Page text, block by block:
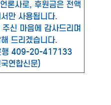
론사로, 후원금은 전액
만 사용됩니다.
신 마음에 감사드리며
드리겠습니다.
행 409-20-417133
연합신문)